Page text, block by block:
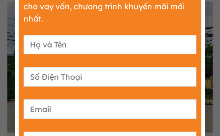
cho vay vốn, chương trình khuyến mãi mới
nhất.